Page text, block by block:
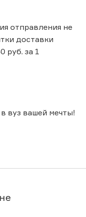
отправления не
доставки
руб. за 1
вуз вашей мечты!